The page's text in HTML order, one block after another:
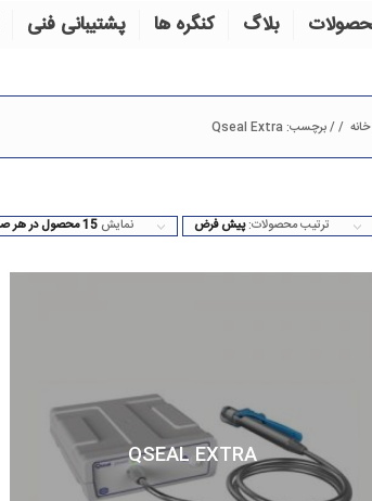
بلاگ کنگره ها پشتیبانی فنی
خانه /
/برچسب: Qseal Extra
ترتیب محصولات:پیش فرض نمایش 15 محصول در هر صفحه
QSEAL EXTRA